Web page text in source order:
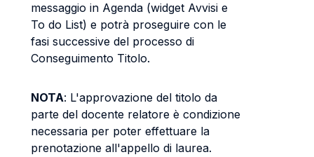
messaggio in Agenda (widget Avvisi e
To do List) e potrà proseguire con le
fasi successive del processo di
Conseguimento Titolo.
NOTA: L'approvazione del titolo da
parte del docente relatore è condizione
necessaria per poter effettuare la
prenotazione all'appello di laurea.